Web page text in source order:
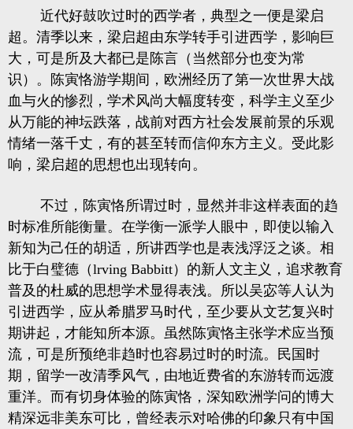
近代好鼓吹过时的西学者，典型之一便是梁启
超。清季以来，梁启超由东学转手引进西学，影响巨
大，可是所及大都已是陈言（当然部分也变为常
识）。陈寅恪游学期间，欧洲经历了第一次世界大战
血与火的惨烈，学术风尚大幅度转变，科学主义至少
从万能的神坛跌落，战前对西方社会发展前景的乐观
情绪一落千丈，有的甚至转而信仰东方主义。受此影
响，梁启超的思想也出现转向。
不过，陈寅恪所谓过时，显然并非这样表面的趋
时标准所能衡量。在学衡一派学人眼中，即使以输入
新知为己任的胡适，所讲西学也是表浅浮泛之谈。相
比于白璧德（lrving Babbitt）的新人文主义，追求教育
普及的杜威的思想学术显得表浅。所以吴宓等人认为
引进西学，应从希腊罗马时代，至少要从文艺复兴时
期讲起，才能知所本源。虽然陈寅恪主张学术应当预
流，可是所预绝非趋时也容易过时的时流。民国时
期，留学一改清季风气，由地近费省的东游转而远渡
重洋。而有切身体验的陈寅恪，深知欧洲学问的博大
精深远非美东可比，曾经表示对哈佛的印象只有中国